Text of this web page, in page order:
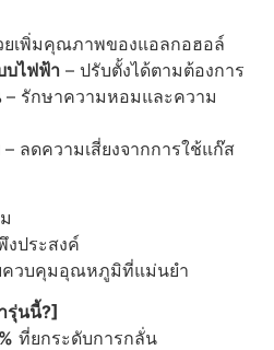
ยเพิ่มคุณภาพของแอลกอฮอล์
ไฟฟ้า – ปรับตั้งได้ตามต้องการ
– รักษาความหอมและความ
– ลดความเสี่ยงจากการใช้แก๊ส
ประสงค์
ควบคุมอุณหภูมิที่แม่นยำ
รุ่นนี้?]
ที่ยกระดับการกลั่น